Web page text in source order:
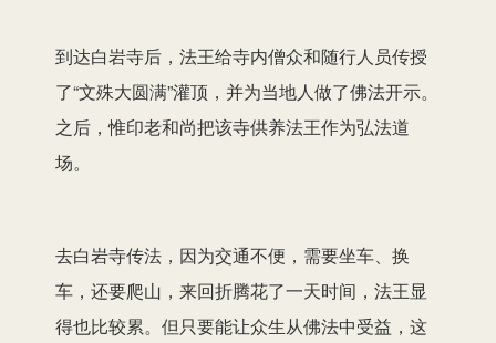
到达白岩寺后，法王给寺内僧众和随行人员传授
了“文殊大圆满”灌顶，并为当地人做了佛法开示。
之后，惟印老和尚把该寺供养法王作为弘法道
场。
去白岩寺传法，因为交通不便，需要坐车、换
车，还要爬山，来回折腾花了一天时间，法王显
得也比较累。但只要能让众生从佛法中受益，这